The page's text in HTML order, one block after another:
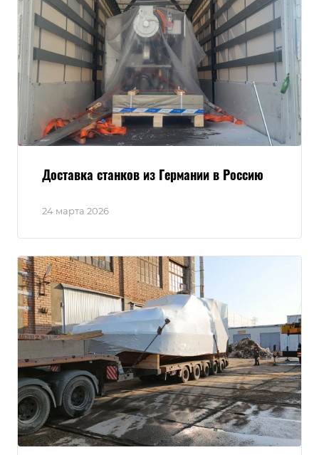
24 марта 2026
Доставка станков из Германии в Россию